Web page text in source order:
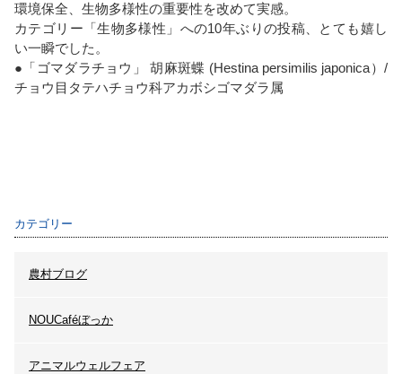
環境保全、生物多様性の重要性を改めて実感。
カテゴリー「生物多様性」への10年ぶりの投稿、とても嬉し
い一瞬でした。
●「ゴマダラチョウ」胡麻斑蝶 (Hestina persimilis japonica）/
チョウ目タテハチョウ科アカボシゴマダラ属
カテゴリー
農村ブログ
NOUCaféぼっか
アニマルウェルフェア